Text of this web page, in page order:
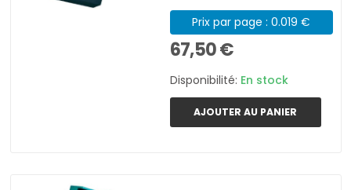
Prix par page : 0.019 €
67,50 €
Disponibilité: En stock
AJOUTER AU PANIER